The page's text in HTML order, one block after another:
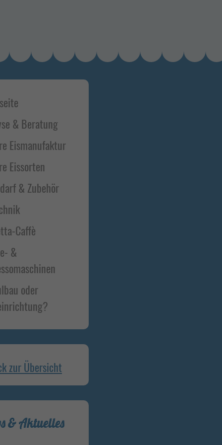
& Beratung
Eismanufaktur
Eissorten
& Zubehör
Caffè
&
oder
zur Übersicht
& Aktuelles